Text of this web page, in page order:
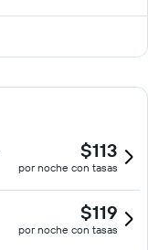
$113
por noche con tasas
$119
por noche con tasas